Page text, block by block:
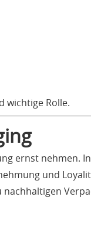
wichtige Rolle.
ernst nehmen.
und